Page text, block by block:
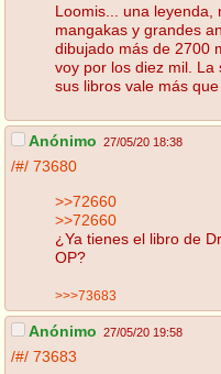
Loomis... una leyenda,
mangakas y grandes
dibujado más de 2700
voy por los diez mil.
sus libros vale más
Anónimo 27/05/20 18:38
/#/ 73680
>>72660
>>72660
¿Ya tienes el libro de
OP?
>>>73683
Anónimo 27/05/20 19:58
/#/ 73683